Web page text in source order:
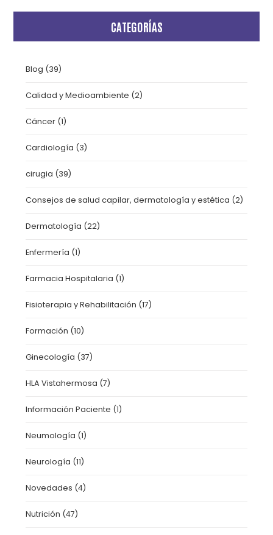
CATEGORÍAS
Blog (39)
Calidad y Medioambiente (2)
Cáncer (1)
Cardiología (3)
cirugia (39)
Consejos de salud capilar, dermatología y estética (2)
Dermatología (22)
Enfermería (1)
Farmacia Hospitalaria (1)
Fisioterapia y Rehabilitación (17)
Formación (10)
Ginecología (37)
HLA Vistahermosa (7)
Información Paciente (1)
Neumología (1)
Neurología (11)
Novedades (4)
Nutrición (47)